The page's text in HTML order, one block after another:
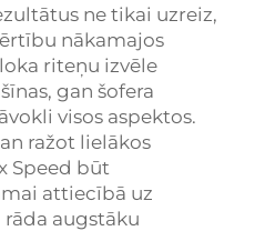
ne tikai uzreiz,
nākamajos
riteņu izvēle
gan šofera
visos aspektos.
ražot lielākos
Speed būt
attiecībā uz
augstāku